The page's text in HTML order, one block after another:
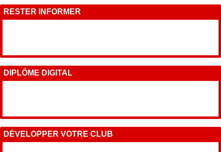
RESTER INFORMER
DIPLÔME DIGITAL
DÉVELOPPER VOTRE CLUB